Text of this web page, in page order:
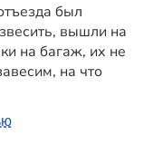
был
вышли на
на багаж, их не
на что